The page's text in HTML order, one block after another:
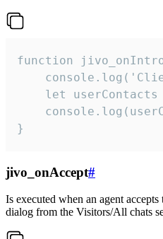
function
let
}
jivo_onAccept#
Is executed when an agent
dialog from the Visitors/All chats